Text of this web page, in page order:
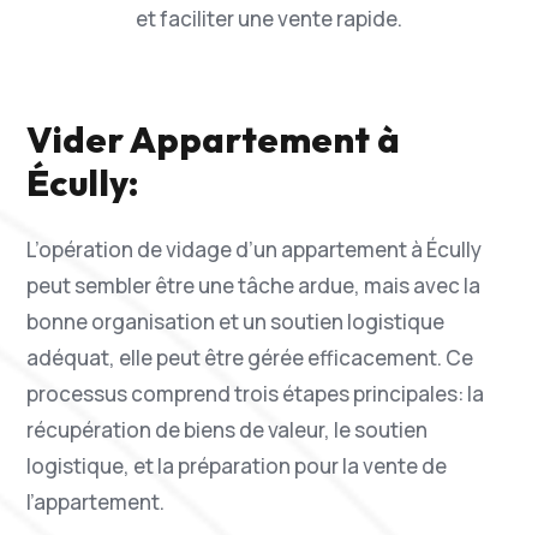
et faciliter une vente rapide.
Vider Appartement à
Écully:
L’opération de vidage d’un appartement à Écully
peut sembler être une tâche ardue, mais avec la
bonne organisation et un soutien logistique
adéquat, elle peut être gérée efficacement. Ce
processus comprend trois étapes principales: la
récupération de biens de valeur, le soutien
logistique, et la préparation pour la vente de
l’appartement.